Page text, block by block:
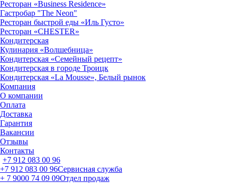
Ресторан «Business Residence»
Гастробар "The Neon"
Ресторан быстрой еды «Иль Густо»
Ресторан «CHESTER»
Кондитерская
Кулинария «Волшебница»
Кондитерская «Семейный рецепт»
Кондитерская в городе Троицк
Кондитерская «La Mousse», Белый рынок
Компания
О компании
Оплата
Доставка
Гарантия
Вакансии
Отзывы
Контакты
+7 912 083 00 96
+7 912 083 00 96Сервисная служба
+ 7 9000 74 09 09Отдел продаж